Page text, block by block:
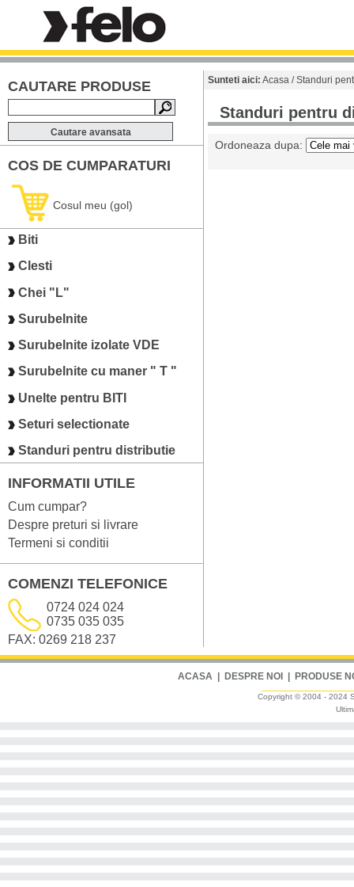
CAUTARE PRODUSE
Cautare avansata
COS DE CUMPARATURI
Cosul meu (gol)
Biti
Clesti
Chei "L"
Surubelnite
Surubelnite izolate VDE
Surubelnite cu maner " T "
Unelte pentru BITI
Seturi selectionate
Standuri pentru distributie
INFORMATII UTILE
Cum cumpar?
Despre preturi si livrare
Termeni si conditii
COMENZI TELEFONICE
0724 024 024
0735 035 035
FAX: 0269 218 237
Sunteti aici: Acasa / Standuri
Standuri pentru
Ordoneaza dupa:
ACASA | DESPRE NOI| PRODUSE
Copyright © 2004 - 2024